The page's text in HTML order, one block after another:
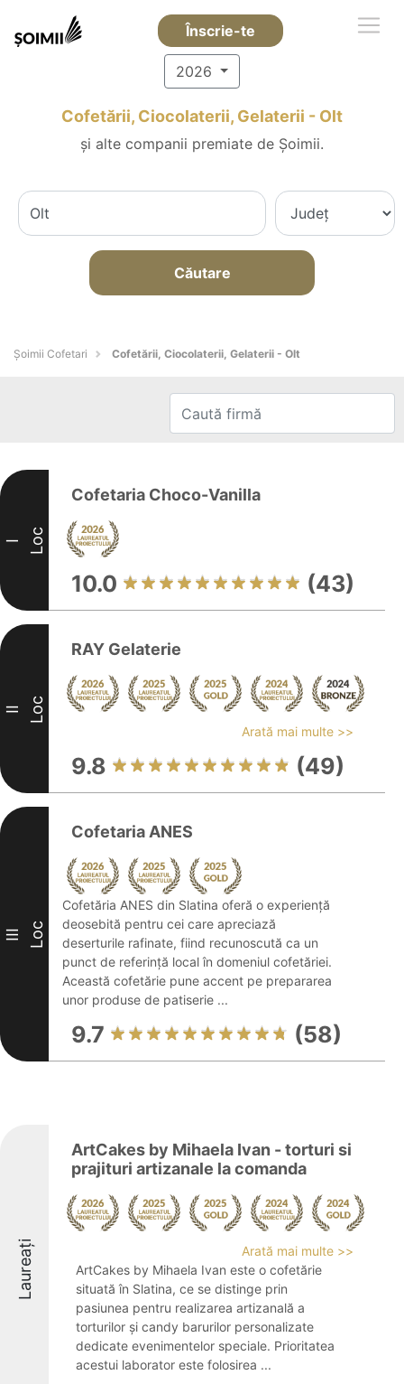
Înscrie-te
2026
Cofetării, Ciocolaterii, Gelaterii - Olt
și alte companii premiate de Șoimii.
Căutare
Șoimii Cofetari Cofetării, Ciocolaterii, Gelaterii - Olt
I Loc
Cofetaria Choco-Vanilla
10.0 (43)
II Loc
RAY Gelaterie
Arată mai multe >>
9.8 (49)
III Loc
Cofetaria ANES
Cofetăria ANES din Slatina oferă o experiență
deosebită pentru cei care apreciază
deserturile rafinate, fiind recunoscută ca un
punct de referință local în domeniul cofetăriei.
Această cofetărie pune accent pe prepararea
unor produse de patiserie ...
9.7 (58)
Laureați
ArtCakes by Mihaela Ivan - torturi si
prajituri artizanale la comanda
Arată mai multe >>
ArtCakes by Mihaela Ivan este o cofetărie
situată în Slatina, ce se distinge prin
pasiunea pentru realizarea artizanală a
torturilor și candy barurilor personalizate
dedicate evenimentelor speciale. Prioritatea
acestui laborator este folosirea ...